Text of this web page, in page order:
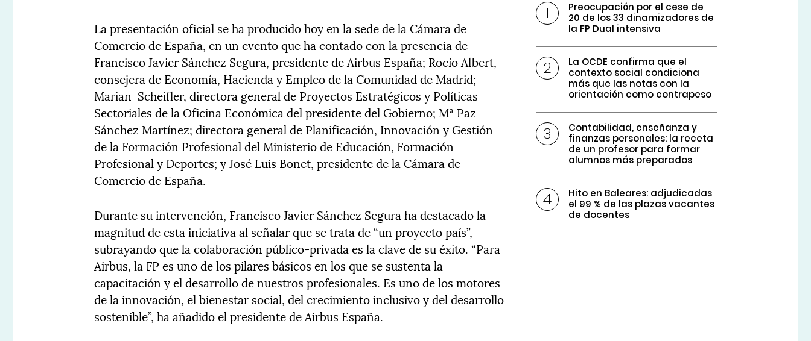
La presentación oficial se ha producido hoy en la sede de la Cámara de
Comercio de España, en un evento que ha contado con la presencia de
Francisco Javier Sánchez Segura, presidente de Airbus España; Rocío Albert,
consejera de Economía, Hacienda y Empleo de la Comunidad de Madrid;
Marian Scheifler, directora general de Proyectos Estratégicos y Políticas
Sectoriales de la Oficina Económica del presidente del Gobierno; Mª Paz
Sánchez Martínez; directora general de Planificación, Innovación y Gestión
de la Formación Profesional del Ministerio de Educación, Formación
Profesional y Deportes; y José Luis Bonet, presidente de la Cámara de
Comercio de España.
Durante su intervención, Francisco Javier Sánchez Segura ha destacado la
magnitud de esta iniciativa al señalar que se trata de “un proyecto país”,
subrayando que la colaboración público-privada es la clave de su éxito. “Para
Airbus, la FP es uno de los pilares básicos en los que se sustenta la
capacitación y el desarrollo de nuestros profesionales. Es uno de los motores
de la innovación, el bienestar social, del crecimiento inclusivo y del desarrollo
sostenible”, ha añadido el presidente de Airbus España.
Preocupación por el cese de
20 de los 33 dinamizadores de
la FP Dual intensiva
La OCDE confirma que el
contexto social condiciona
más que las notas con la
orientación como contrapeso
Contabilidad, enseñanza y
finanzas personales: la receta
de un profesor para formar
alumnos más preparados
Hito en Baleares: adjudicadas
el 99 % de las plazas vacantes
de docentes